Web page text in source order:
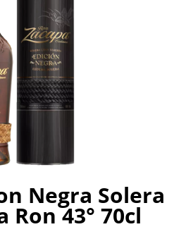
Negra Solera
Ron 43° 70cl